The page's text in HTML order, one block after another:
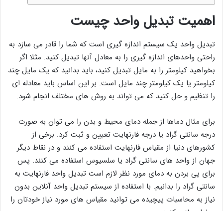
اهمیت تبدیل واحد چیست
تبدیل واحد یک سیستم اندازه گیری است که شما را قادر می سازد به
راحتی واحدهای اندازه گیری را به معادل آنها تبدیل کنید. مثلا اگر
بخواهید کیلومتر را به مایل تبدیل کنید، باید بدانید که یک مایل چند
کیلومتر یا یک کیلومتر چند مایل است. بر این اساس باید معادله ای
را تنظیم و حل کنید که می تواند به روش های مختلف انجام شود.
برای مثال دماها از جمله دمای محیط و بدن را می توان به صورت
درجه سانتی گراد یا درجه فارنهایت تعیین و ثبت کرد. برخی از
کشورهای دنیا از مقیاس فارنهایت استفاده می کنند و در نقاط دیگر
جهان از واحد های سانتی گراد یا سلسیوس استفاده می کنند. پس
برای پی بردن به دمای مورد نظر لازم است تبدیل واحد فارنهایت به
سانتی گراد را بدانیم. با استفاده از سیستم تبدیل واحد آنلاین بدون
نیاز به محاسبات پیچیده می توانید مقیاس های مورد نیاز خودتان را